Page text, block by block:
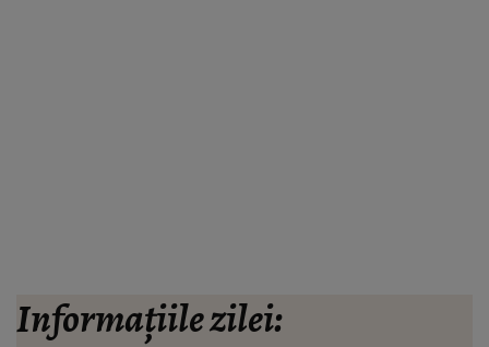
Informațiile zilei: